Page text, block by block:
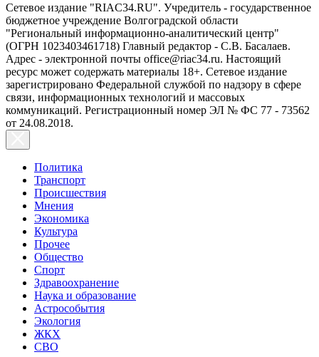
Сетевое издание "RIAC34.RU". Учредитель - государственное
бюджетное учреждение Волгоградской области
"Региональный информационно-аналитический центр"
(ОГРН 1023403461718) Главный редактор - С.В. Басалаев.
Адрес - электронной почты office@riac34.ru. Настоящий
ресурс может содержать материалы 18+. Сетевое издание
зарегистрировано Федеральной службой по надзору в сфере
связи, информационных технологий и массовых
коммуникаций. Регистрационный номер ЭЛ № ФС 77 - 73562
от 24.08.2018.
Политика
Транспорт
Происшествия
Мнения
Экономика
Культура
Прочее
Общество
Спорт
Здравоохранение
Наука и образование
Астрособытия
Экология
ЖКХ
СВО